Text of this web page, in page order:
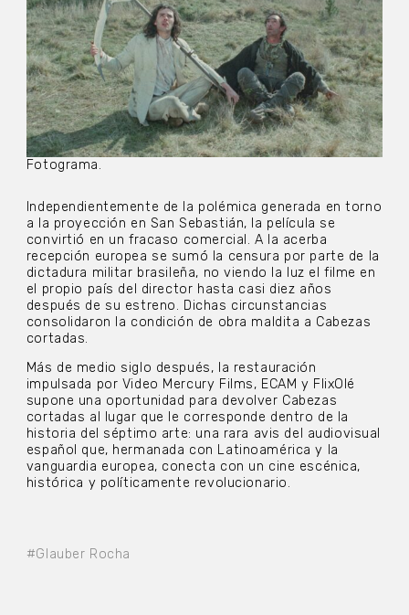
#Glauber Rocha
Fotograma.
Independientemente de la polémica generada en torno
a la proyección en San Sebastián, la película se
convirtió en un fracaso comercial. A la acerba
recepción europea se sumó la censura por parte de la
dictadura militar brasileña, no viendo la luz el filme en
el propio país del director hasta casi diez años
después de su estreno. Dichas circunstancias
consolidaron la condición de obra maldita a Cabezas
cortadas.
Más de medio siglo después, la restauración
impulsada por Video Mercury Films, ECAM y FlixOlé
supone una oportunidad para devolver Cabezas
cortadas al lugar que le corresponde dentro de la
historia del séptimo arte: una rara avis del audiovisual
español que, hermanada con Latinoamérica y la
vanguardia europea, conecta con un cine escénica,
histórica y políticamente revolucionario.